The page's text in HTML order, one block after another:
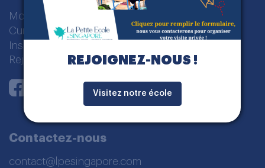
Modèle pédagogique
Cursus Scolaire
Inscription
Rejoignez-nous
Instagram
YoutubeLinkedIn
Contactez-nous
contact@lpesingapore.com
REJOIGNEZ-NOUS !
Visitez notre école